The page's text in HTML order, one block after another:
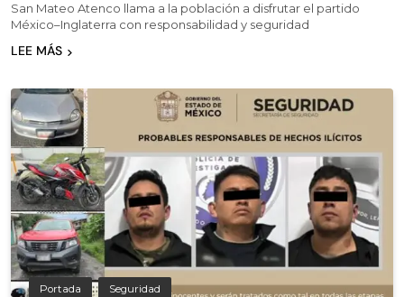
San Mateo Atenco llama a la población a disfrutar el partido
México–Inglaterra con responsabilidad y seguridad
LEE MÁS
Portada Seguridad